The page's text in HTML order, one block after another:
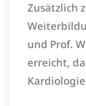
Zusätzlich
und Prof.
erreicht,
Kardiologie